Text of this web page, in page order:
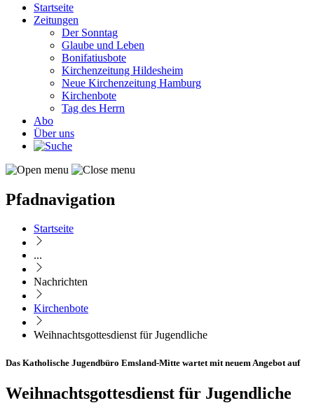
Startseite
Zeitungen
Der Sonntag
Glaube und Leben
Bonifatiusbote
Kirchenzeitung Hildesheim
Neue Kirchenzeitung Hamburg
Kirchenbote
Tag des Herrn
Abo
Über uns
Pfadnavigation
Startseite
...
Nachrichten
Kirchenbote
Weihnachtsgottesdienst für Jugendliche
Das Katholische Jugendbüro Emsland-Mitte wartet mit neuem Angebot auf
Weihnachtsgottesdienst für Jugendliche